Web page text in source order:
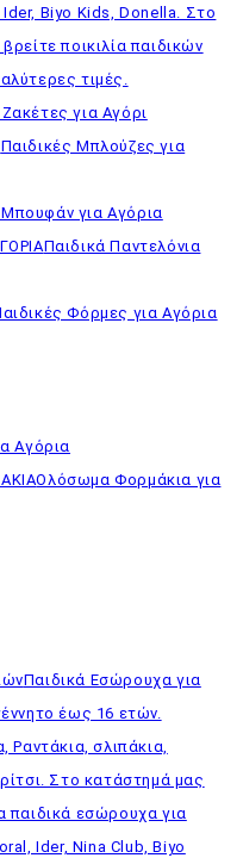
Biyo Kids, Donella. Στο
ποικιλία παιδικών
τιμές.
για Αγόρι
Παιδικές Μπλούζες για
Μπουφάν για Αγόρια
Παιδικά Παντελόνια
Φόρμες για Αγόρια
Αγόρια
Ολόσωμα Φορμάκια για
Παιδικά Εσώρουχα για
έως 16 ετών.
Ραντάκια, σλιπάκια,
Στο κατάστημά μας
παιδικά εσώρουχα για
Ider, Nina Club, Biyo